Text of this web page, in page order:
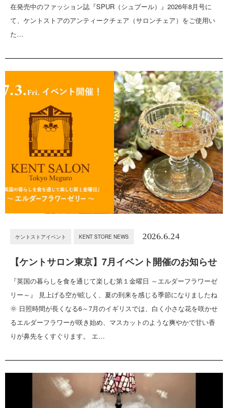
在発売中のファッション誌『SPUR（シュプール）』2026年8月号に
て、ケントストアのアンティークチェア（サロンチェア）をご使用い
た…
ケントストアイベント KENT STORE NEWS 2026.6.24
【ケントサロン東京】7月イベント開催のお知らせ
『英国の暮らしを食を通じて楽しむ第１金曜日 ～エルダーフラワーゼ
リー～』 見上げる空が眩しく、夏の到来を感じる季節になりましたね
🌞 日照時間が長くなる6～7月のイギリスでは、白く小さな花を咲かせ
るエルダーフラワーが咲き始め、マスカットのような爽やかで甘い香
りが鼻先をくすぐります。 エ…